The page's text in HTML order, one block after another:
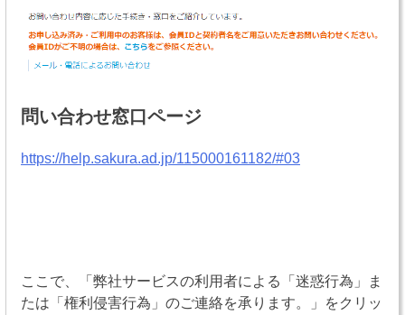
問い合わせ窓口ページ
https://help.sakura.ad.jp/115000161182/#03
ここで、「弊社サービスの利用者による「迷惑行為」ま
たは「権利侵害行為」のご連絡を承ります。」をクリッ